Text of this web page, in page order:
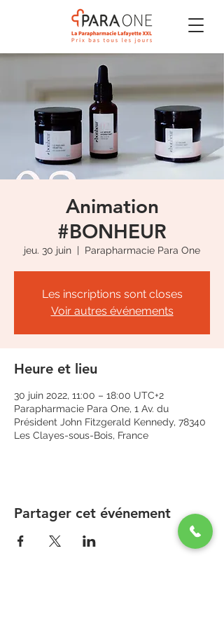
Animation
#BONHEUR
jeu. 30 juin
  |
Parapharmacie Para One
Les inscriptions sont closes
Voir autres événements
Heure et lieu
30 juin 2022, 11:00 – 18:00 UTC+2
Parapharmacie Para One, 1 Av. du
Président John Fitzgerald Kennedy, 78340
Les Clayes-sous-Bois, France
Partager cet événement